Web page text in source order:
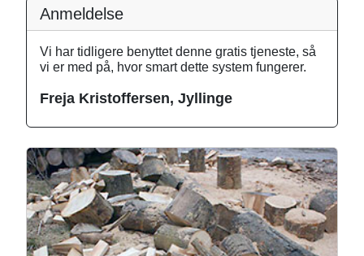
Anmeldelse
Vi har tidligere benyttet denne gratis tjeneste, så
vi er med på, hvor smart dette system fungerer.
Freja Kristoffersen, Jyllinge